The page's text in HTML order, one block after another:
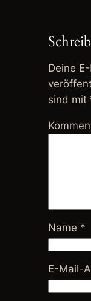
Deine
sind mit
Name *
E-Mail-